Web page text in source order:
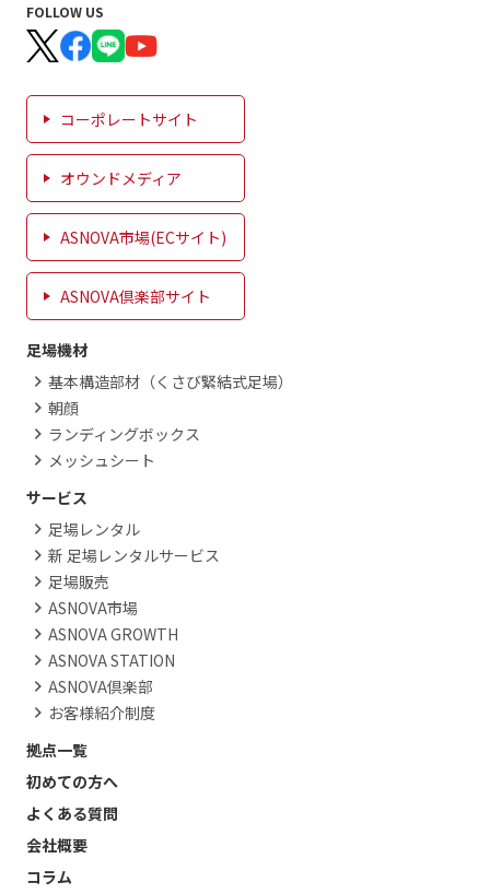
FOLLOW US
コーポレートサイト
オウンドメディア
ASNOVA市場(ECサイト)
ASNOVA倶楽部サイト
足場機材
基本構造部材（くさび緊結式足場）
朝顔
ランディングボックス
メッシュシート
サービス
足場レンタル
新 足場レンタルサービス
足場販売
ASNOVA市場
ASNOVA GROWTH
ASNOVA STATION
ASNOVA倶楽部
お客様紹介制度
拠点一覧
初めての方へ
よくある質問
会社概要
コラム